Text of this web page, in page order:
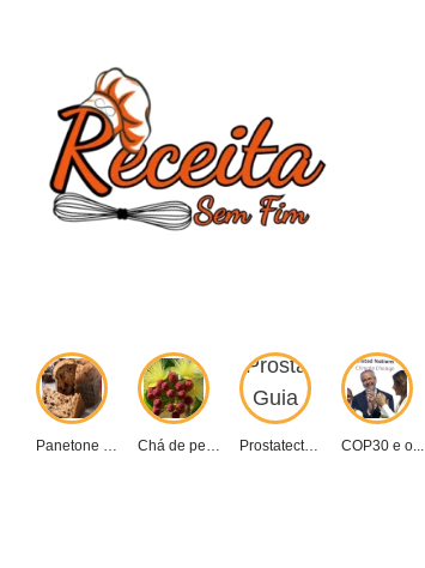
Panetone caseiro vs.... Chá de pequi:... Prostatectomia: Guia completo... COP30 e o...